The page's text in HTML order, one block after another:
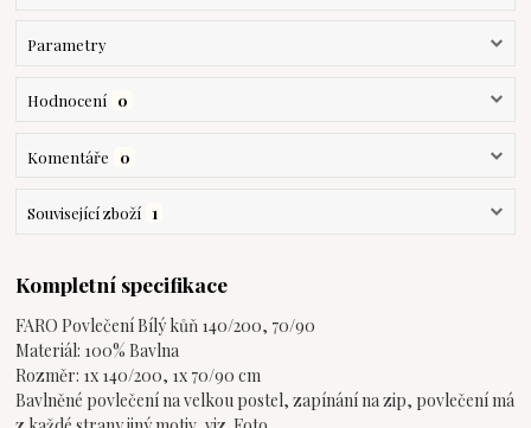
Parametry
Hodnocení 0
Komentáře 0
Související zboží 1
Kompletní specifikace
FARO Povlečení Bílý kůň 140/200, 70/90
Materiál: 100% Bavlna
Rozměr: 1x 140/200, 1x 70/90 cm
Bavlněné povlečení na velkou postel, zapínání na zip, povlečení má